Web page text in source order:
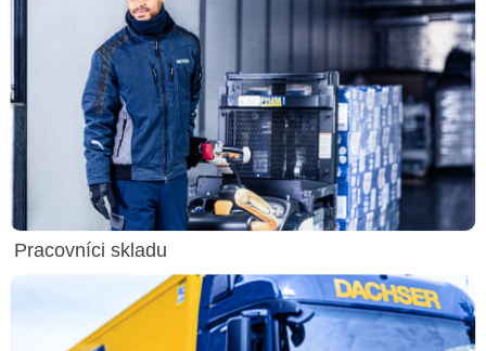
Pracovníci skladu